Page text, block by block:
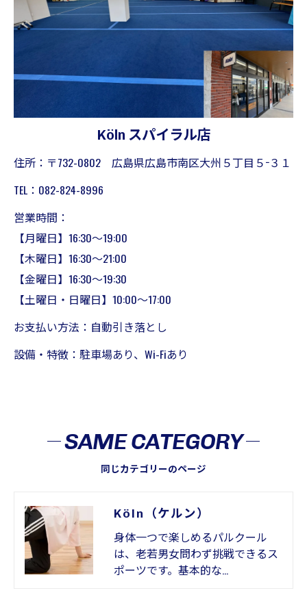
Köln スパイラル店
住所：〒732-0802 広島県広島市南区大州５丁目５−３１
TEL：082-824-8996
営業時間：
【月曜日】16:30～19:00
【木曜日】16:30～21:00
【金曜日】16:30～19:30
【土曜日・日曜日】10:00～17:00
お支払い方法：自動引き落とし
設備・特徴：駐車場あり、Wi-Fiあり
同じカテゴリーのページ
SAME CATEGORY
Köln（ケルン）
身体一つで楽しめるパルクール
は、老若男女問わず挑戦できるス
ポーツです。基本的な…